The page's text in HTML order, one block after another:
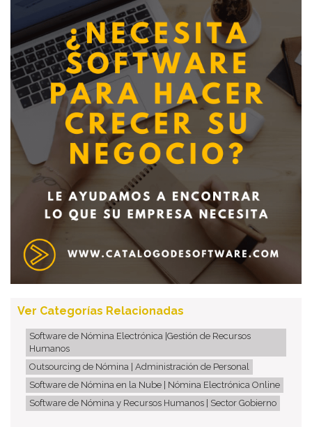
Ver Categorías Relacionadas
Software de Nómina Electrónica |Gestión de Recursos
Humanos
Outsourcing de Nómina | Administración de Personal
Software de Nómina en la Nube | Nómina Electrónica Online
Software de Nómina y Recursos Humanos | Sector Gobierno